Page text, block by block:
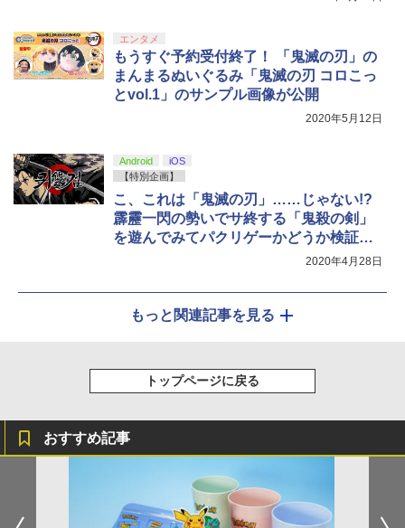
エンタメ
もうすぐ予約受付終了！ 「鬼滅の刃」の
まんまるぬいぐるみ「鬼滅の刃 コロこっ
とvol.1」のサンプル画像が公開
2020年5月12日
Android
iOS
【特別企画】
こ、これは「鬼滅の刃」……じゃない!?
霹靂一閃の勢いでサ終する「鬼殺の剣」
を遊んでみてパクリゲーかどうか検証し
2020年4月28日
もっと関連記事を見る
トップページに戻る
おすすめ記事